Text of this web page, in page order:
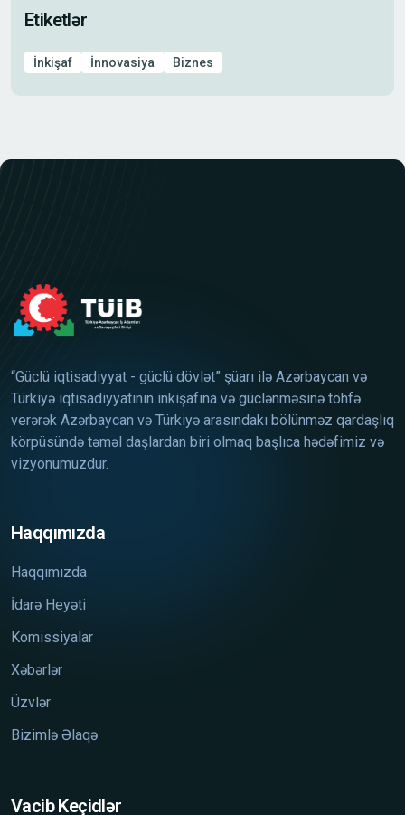
Etiketlər
İnkişaf İnnovasiya Biznes
“Güclü iqtisadiyyat - güclü dövlət” şüarı ilə Azərbaycan və
Türkiyə iqtisadiyyatının inkişafına və güclənməsinə töhfə
verərək Azərbaycan və Türkiyə arasındakı bölünməz qardaşlıq
körpüsündə təməl daşlardan biri olmaq başlıca hədəfimiz və
vizyonumuzdur.
Haqqımızda
Haqqımızda
İdarə Heyəti
Komissiyalar
Xəbərlər
Üzvlər
Bizimlə Əlaqə
Vacib Keçidlər